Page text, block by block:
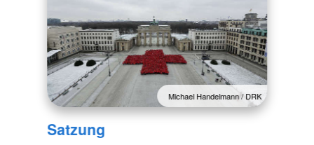
Michael Handelmann / DRK
Satzung